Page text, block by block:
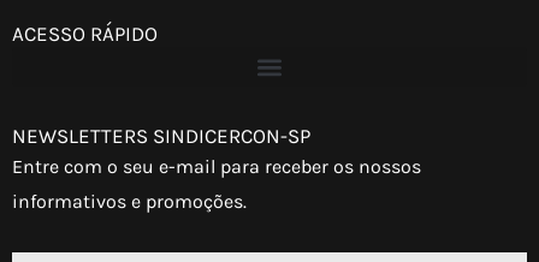
o
p
-
a
ACESSO RÁPIDO
NEWSLETTERS SINDICERCON-SP
Entre com o seu e-mail para receber os nossos
informativos e promoções.